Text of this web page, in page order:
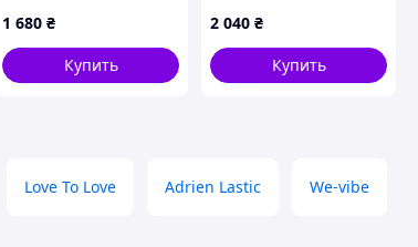
1 680 ₴
Купить
розовый
2 040 ₴
Купить
Love To Love Adrien Lastic We-vibe